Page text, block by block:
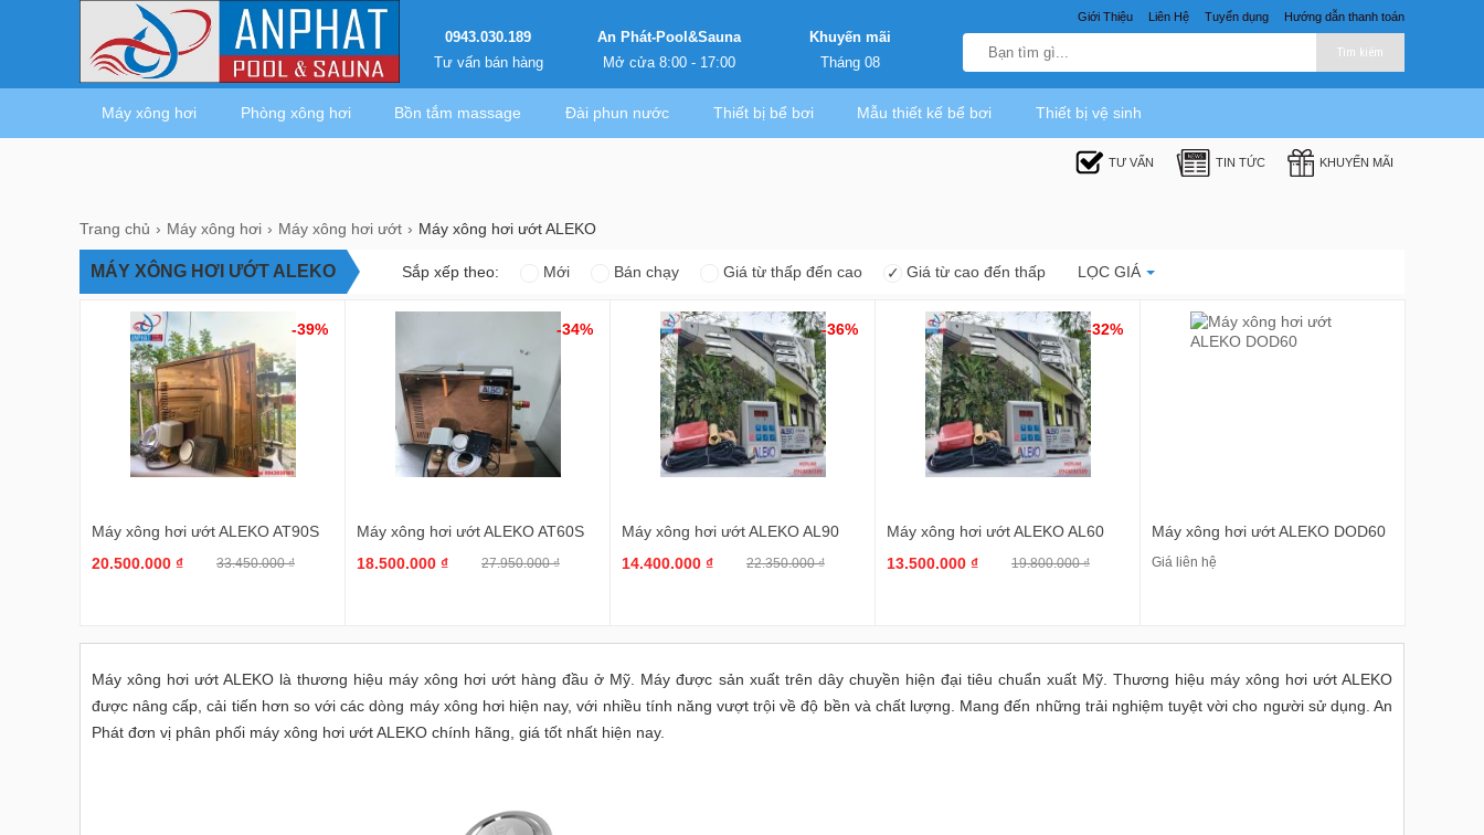
Giới Thiệu Liên Hệ Tuyển dụng Hướng dẫn thanh toán
0943.030.189
Tư vấn bán hàng
An Phát-Pool&Sauna
Mở cửa 8:00 - 17:00
Khuyến mãi
Tháng 08
Tìm kiếm
Máy xông hơi Phòng xông hơi Bồn tắm massage Đài phun nước Thiết bị bể bơi Mẫu thiết kế bể bơi Thiết bị vệ sinh
TƯ VẤN TIN TỨC KHUYẾN MÃI
Trang chủ Máy xông hơi Máy xông hơi ướt Máy xông hơi ướt ALEKO
MÁY XÔNG HƠI ƯỚT ALEKO Sắp xếp theo: Mới Bán chạy Giá từ thấp đến cao ✓ Giá từ cao đến thấp LỌC GIÁ
-39%
Máy xông hơi ướt ALEKO AT90S
20.500.000 ₫
33.450.000 ₫
-34%
Máy xông hơi ướt ALEKO AT60S
18.500.000 ₫
27.950.000 ₫
-36%
Máy xông hơi ướt ALEKO AL90
14.400.000 ₫
22.350.000 ₫
-32%
Máy xông hơi ướt ALEKO AL60
13.500.000 ₫
19.800.000 ₫
Máy xông hơi ướt ALEKO DOD60
Giá liên hệ
Máy xông hơi ướt ALEKO là thương hiệu máy xông hơi ướt hàng đầu ở Mỹ. Máy được sản xuất trên dây chuyền hiện đại tiêu chuẩn xuất Mỹ. Thương hiệu máy xông hơi ướt ALEKO
được nâng cấp, cải tiến hơn so với các dòng máy xông hơi hiện nay, với nhiều tính năng vượt trội về độ bền và chất lượng. Mang đến những trải nghiệm tuyệt vời cho người sử dụng. An
Phát đơn vị phân phối máy xông hơi ướt ALEKO chính hãng, giá tốt nhất hiện nay.